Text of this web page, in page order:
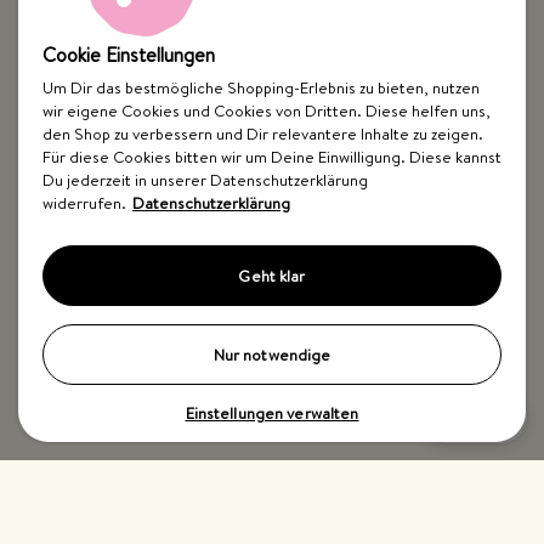
Top Kategorien
Just Spices
Impressum WiderrufsbelehrungDatenschutzBarrierefreiheit
Cookie Einstellungen
Um Dir das bestmögliche Shopping-Erlebnis zu bieten, nutzen
wir eigene Cookies und Cookies von Dritten. Diese helfen uns,
den Shop zu verbessern und Dir relevantere Inhalte zu zeigen.
Für diese Cookies bitten wir um Deine Einwilligung. Diese kannst
Du jederzeit in unserer Datenschutzerklärung
widerrufen. Datenschutzerklärung
Geht klar
Nur notwendige
Einstellungen verwalten